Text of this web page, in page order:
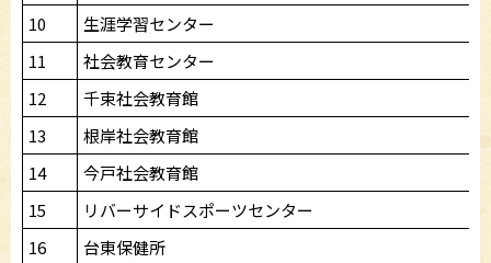
10
生涯学習センター
11
社会教育センター
12
千束社会教育館
13
根岸社会教育館
14
今戸社会教育館
15
リバーサイドスポーツセンター
16
台東保健所